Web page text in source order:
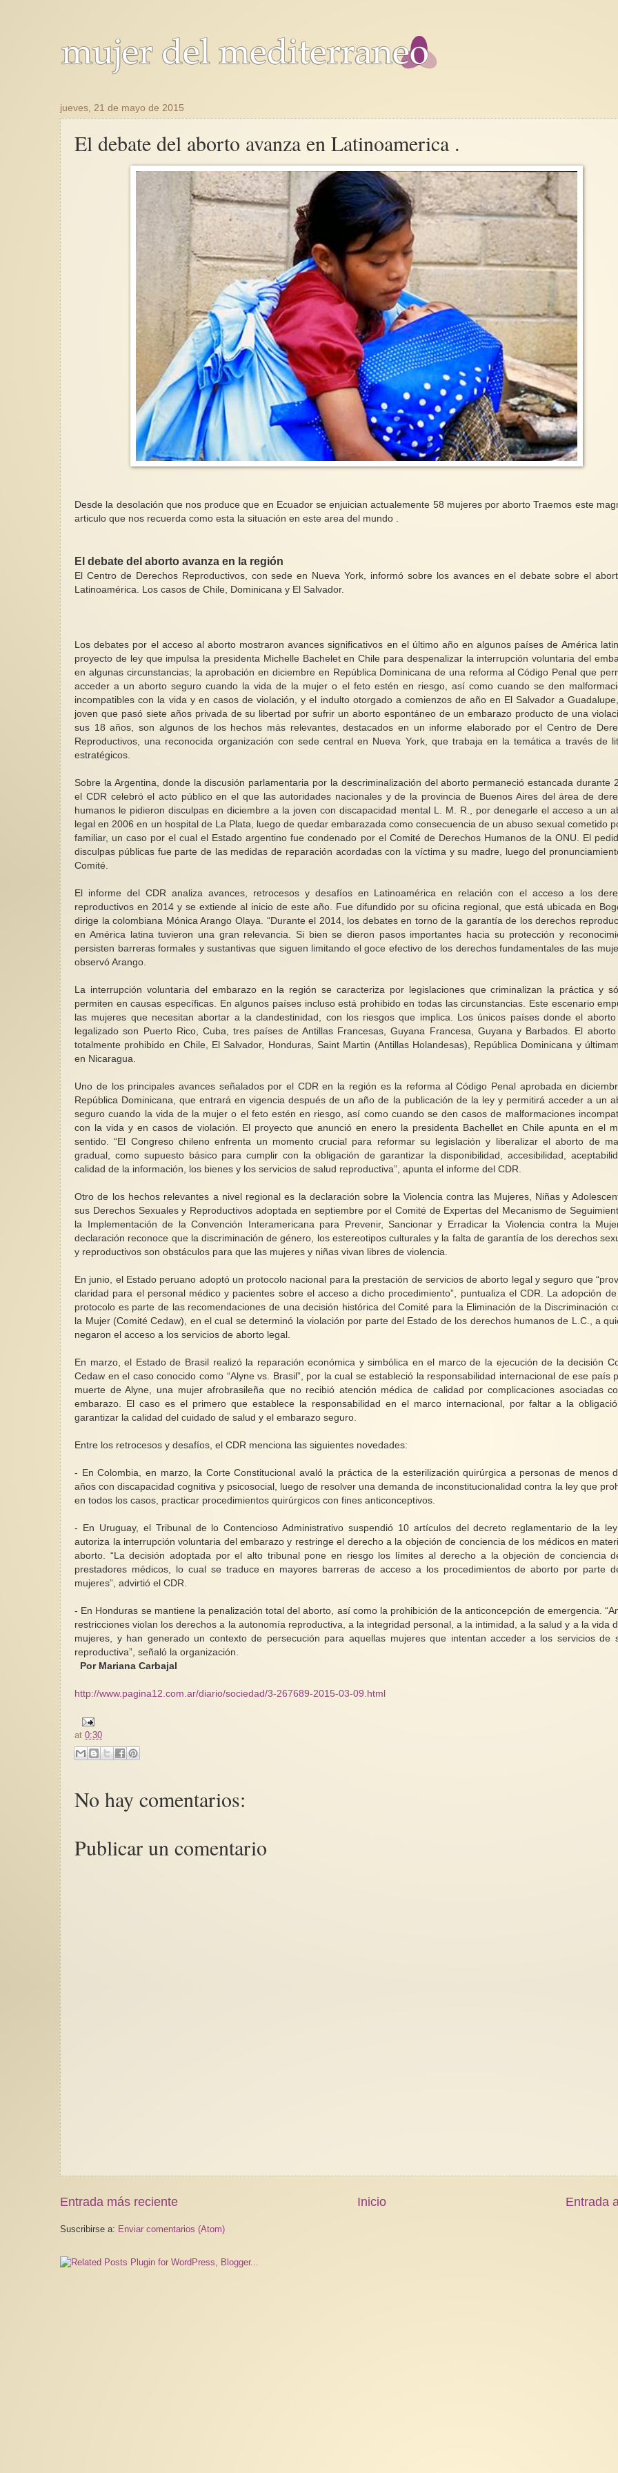
jueves, 21 de mayo de 2015
El debate del aborto avanza en Latinoamerica .
Desde la desolación que nos produce que en Ecuador se enjuician actualemente 58 mujeres por aborto Traemos este
articulo que nos recuerda como esta la situación en este area del mundo .
El debate del aborto avanza en la región
El Centro de Derechos Reproductivos, con sede en Nueva York, informó sobre los avances en el debate sobre el
Latinoamérica. Los casos de Chile, Dominicana y El Salvador.
Los debates por el acceso al aborto mostraron avances significativos en el último año en algunos países de América
proyecto de ley que impulsa la presidenta Michelle Bachelet en Chile para despenalizar la interrupción voluntaria del
en algunas circunstancias; la aprobación en diciembre en República Dominicana de una reforma al Código Penal que
acceder a un aborto seguro cuando la vida de la mujer o el feto estén en riesgo, así como cuando se den
incompatibles con la vida y en casos de violación, y el indulto otorgado a comienzos de año en El Salvador a
joven que pasó siete años privada de su libertad por sufrir un aborto espontáneo de un embarazo producto de una
sus 18 años, son algunos de los hechos más relevantes, destacados en un informe elaborado por el Centro de
Reproductivos, una reconocida organización con sede central en Nueva York, que trabaja en la temática a través de
estratégicos.
Sobre la Argentina, donde la discusión parlamentaria por la descriminalización del aborto permaneció estancada durante
el CDR celebró el acto público en el que las autoridades nacionales y de la provincia de Buenos Aires del área de
humanos le pidieron disculpas en diciembre a la joven con discapacidad mental L. M. R., por denegarle el acceso a un
legal en 2006 en un hospital de La Plata, luego de quedar embarazada como consecuencia de un abuso sexual cometido
familiar, un caso por el cual el Estado argentino fue condenado por el Comité de Derechos Humanos de la ONU. El
disculpas públicas fue parte de las medidas de reparación acordadas con la víctima y su madre, luego del
Comité.
El informe del CDR analiza avances, retrocesos y desafíos en Latinoamérica en relación con el acceso a los
reproductivos en 2014 y se extiende al inicio de este año. Fue difundido por su oficina regional, que está ubicada en
dirige la colombiana Mónica Arango Olaya. “Durante el 2014, los debates en torno de la garantía de los derechos
en América latina tuvieron una gran relevancia. Si bien se dieron pasos importantes hacia su protección y
persisten barreras formales y sustantivas que siguen limitando el goce efectivo de los derechos fundamentales de las
observó Arango.
La interrupción voluntaria del embarazo en la región se caracteriza por legislaciones que criminalizan la práctica y
permiten en causas específicas. En algunos países incluso está prohibido en todas las circunstancias. Este escenario
las mujeres que necesitan abortar a la clandestinidad, con los riesgos que implica. Los únicos países donde el aborto
legalizado son Puerto Rico, Cuba, tres países de Antillas Francesas, Guyana Francesa, Guyana y Barbados. El aborto
totalmente prohibido en Chile, El Salvador, Honduras, Saint Martin (Antillas Holandesas), República Dominicana y
en Nicaragua.
Uno de los principales avances señalados por el CDR en la región es la reforma al Código Penal aprobada en
República Dominicana, que entrará en vigencia después de un año de la publicación de la ley y permitirá acceder a un
seguro cuando la vida de la mujer o el feto estén en riesgo, así como cuando se den casos de malformaciones
con la vida y en casos de violación. El proyecto que anunció en enero la presidenta Bachellet en Chile apunta en el
sentido. “El Congreso chileno enfrenta un momento crucial para reformar su legislación y liberalizar el aborto de
gradual, como supuesto básico para cumplir con la obligación de garantizar la disponibilidad, accesibilidad,
calidad de la información, los bienes y los servicios de salud reproductiva”, apunta el informe del CDR.
Otro de los hechos relevantes a nivel regional es la declaración sobre la Violencia contra las Mujeres, Niñas y
sus Derechos Sexuales y Reproductivos adoptada en septiembre por el Comité de Expertas del Mecanismo de
la Implementación de la Convención Interamericana para Prevenir, Sancionar y Erradicar la Violencia contra la
declaración reconoce que la discriminación de género, los estereotipos culturales y la falta de garantía de los derechos
y reproductivos son obstáculos para que las mujeres y niñas vivan libres de violencia.
En junio, el Estado peruano adoptó un protocolo nacional para la prestación de servicios de aborto legal y seguro que
claridad para el personal médico y pacientes sobre el acceso a dicho procedimiento”, puntualiza el CDR. La adopción
protocolo es parte de las recomendaciones de una decisión histórica del Comité para la Eliminación de la Discriminación
la Mujer (Comité Cedaw), en el cual se determinó la violación por parte del Estado de los derechos humanos de L.C., a
negaron el acceso a los servicios de aborto legal.
En marzo, el Estado de Brasil realizó la reparación económica y simbólica en el marco de la ejecución de la decisión
Cedaw en el caso conocido como “Alyne vs. Brasil”, por la cual se estableció la responsabilidad internacional de ese país
muerte de Alyne, una mujer afrobrasileña que no recibió atención médica de calidad por complicaciones asociadas
embarazo. El caso es el primero que establece la responsabilidad en el marco internacional, por faltar a la
garantizar la calidad del cuidado de salud y el embarazo seguro.
Entre los retrocesos y desafíos, el CDR menciona las siguientes novedades:
- En Colombia, en marzo, la Corte Constitucional avaló la práctica de la esterilización quirúrgica a personas de menos
años con discapacidad cognitiva y psicosocial, luego de resolver una demanda de inconstitucionalidad contra la ley que
en todos los casos, practicar procedimientos quirúrgicos con fines anticonceptivos.
- En Uruguay, el Tribunal de lo Contencioso Administrativo suspendió 10 artículos del decreto reglamentario de la
autoriza la interrupción voluntaria del embarazo y restringe el derecho a la objeción de conciencia de los médicos en
aborto. “La decisión adoptada por el alto tribunal pone en riesgo los límites al derecho a la objeción de conciencia
prestadores médicos, lo cual se traduce en mayores barreras de acceso a los procedimientos de aborto por parte
mujeres”, advirtió el CDR.
- En Honduras se mantiene la penalización total del aborto, así como la prohibición de la anticoncepción de emergencia.
restricciones violan los derechos a la autonomía reproductiva, a la integridad personal, a la intimidad, a la salud y a la vida
mujeres, y han generado un contexto de persecución para aquellas mujeres que intentan acceder a los servicios de
reproductiva”, señaló la organización.
Por Mariana Carbajal
http://www.pagina12.com.ar/diario/sociedad/3-267689-2015-03-09.html
at0:30
No hay comentarios:
Publicar un comentario
Entrada más reciente Entrada
Inicio
Suscribirse a: Enviar comentarios (Atom)
El principio en el final: reseña de
una enfermedad acompañada de
amor y letras
Señorita Austen: preguntas,
respuestas y algo más (1)
P: ¿Cuál fue la primera vez que
Informe de la
sobre la violencia
mujeres y las niñas
reproducción
B. Consentimiento
consentimiento por